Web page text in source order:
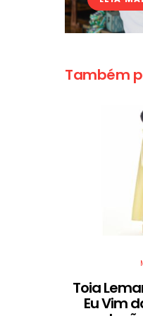
Também
Toia
Eu Vim